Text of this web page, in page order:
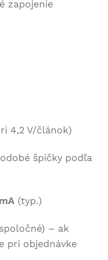
zapojenie
4,2 V/článok)
špičky podľa
(typ.)
– ak
pri objednávke